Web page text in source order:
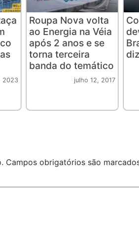
2023
Roupa Nova volta
ao Energia na Véia
após 2 anos e se
torna terceira
banda do temático
julho 12, 2017
Campos obrigatórios são